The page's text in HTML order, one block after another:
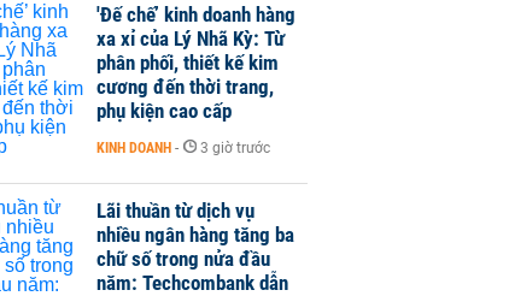
'Đế chế’ kinh doanh hàng
xa xỉ của Lý Nhã Kỳ: Từ
phân phối, thiết kế kim
cương đến thời trang,
phụ kiện cao cấp
KINH DOANH - 3 giờ trước
Lãi thuần từ dịch vụ
nhiều ngân hàng tăng ba
chữ số trong nửa đầu
năm: Techcombank dẫn